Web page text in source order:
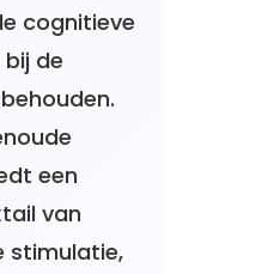
cognitieve
de
een
van
stimulatie,